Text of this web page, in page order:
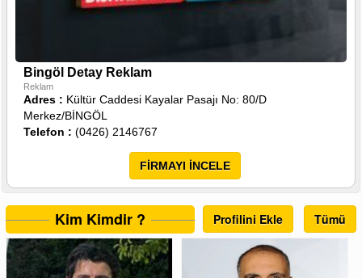
Bingöl Detay Reklam
Reklam
Adres : Kültür Caddesi Kayalar Pasajı No: 80/D
Merkez/BİNGÖL
Telefon : (0426) 2146767
FİRMAYI İNCELE
Kim Kimdir ? Profilini Ekle Tümü